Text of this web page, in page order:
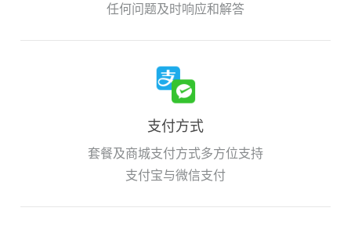
任何问题及时响应和解答
支付方式
套餐及商城支付方式多方位支持
支付宝与微信支付